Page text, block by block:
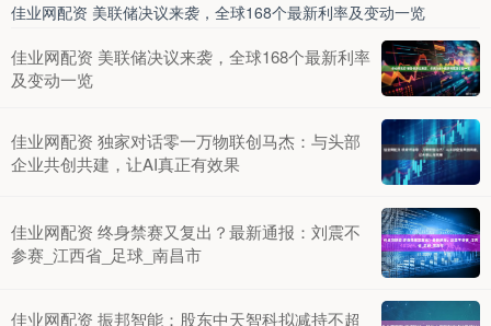
佳业网配资 美联储决议来袭，全球168个最新利率及变动一览
佳业网配资 美联储决议来袭，全球168个最新利率
及变动一览
佳业网配资 独家对话零一万物联创马杰：与头部
企业共创共建，让AI真正有效果
佳业网配资 终身禁赛又复出？最新通报：刘震不
参赛_江西省_足球_南昌市
佳业网配资 振邦智能：股东中天智科拟减持不超